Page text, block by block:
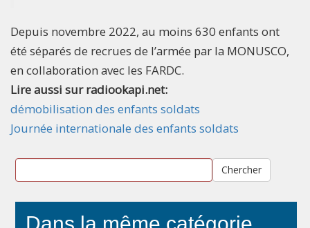
Depuis novembre 2022, au moins 630 enfants ont
été séparés de recrues de l’armée par la MONUSCO,
en collaboration avec les FARDC.
Lire aussi sur radiookapi.net:
démobilisation des enfants soldats
Journée internationale des enfants soldats
Chercher
Dans la même catégorie